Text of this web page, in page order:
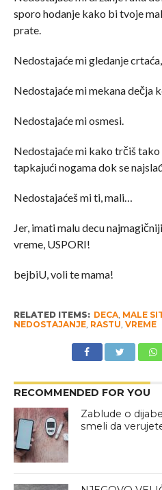
sporo hodanje kako bi tvoje
prate.
Nedostajaće mi gledanje
Nedostajaće mi mekana dečja
Nedostajaće mi osmesi.
Nedostajaće mi kako trčiš
tapkajući nogama dok se
Nedostajaćeš mi ti, mali…
Jer, imati malu decu
vreme, USPORI!
bejbiU, voli te mama!
RELATED ITEMS: DECA, MALE
NEDOSTAJANJE, RASTU, VREME
RECOMMENDED FOR YOU
Zablude o
smeli da